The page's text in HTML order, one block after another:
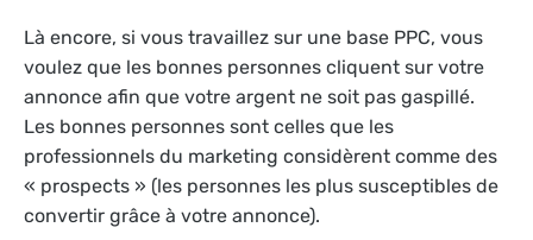
Là encore, si vous travaillez sur une base PPC, vous
voulez que les bonnes personnes cliquent sur votre
annonce afin que votre argent ne soit pas gaspillé.
Les bonnes personnes sont celles que les
professionnels du marketing considèrent comme des
« prospects » (les personnes les plus susceptibles de
convertir grâce à votre annonce).